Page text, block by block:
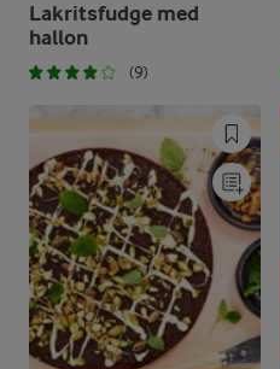
Lakritsfudge med
hallon
(9)